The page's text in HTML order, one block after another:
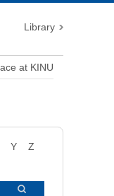
Library
at KINU
Y
Z